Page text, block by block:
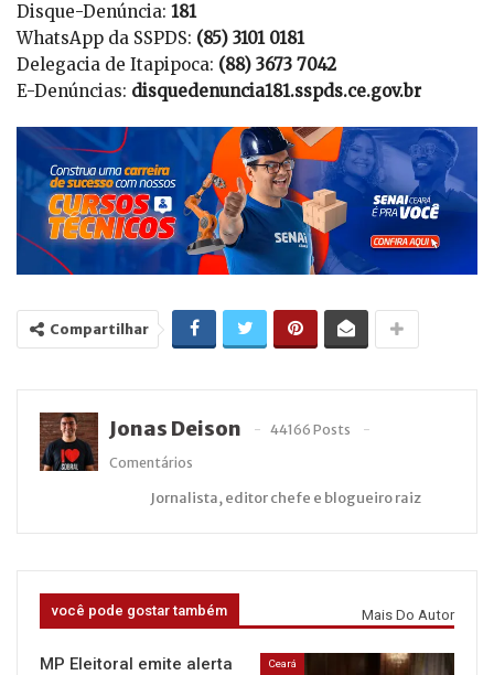
Disque-Denúncia: 181
WhatsApp da SSPDS: (85) 3101 0181
Delegacia de Itapipoca: (88) 3673 7042
E-Denúncias: disquedenuncia181.sspds.ce.gov.br
Compartilhar
Jonas Deison
44166 Posts
Comentários
Jornalista, editor chefe e blogueiro raiz
você pode gostar também Mais Do Autor
MP Eleitoral emite alerta
Ceará